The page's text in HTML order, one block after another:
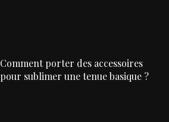
Comment porter des accessoires
pour sublimer une tenue basique ?